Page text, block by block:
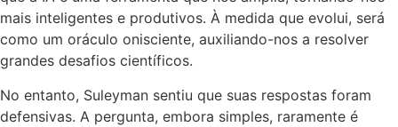
mais inteligentes e produtivos. À medida que evolui, será
como um oráculo onisciente, auxiliando-nos a resolver
grandes desafios científicos.
No entanto, Suleyman sentiu que suas respostas foram
defensivas. A pergunta, embora simples, raramente é